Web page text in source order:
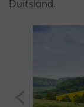
Duitsland.